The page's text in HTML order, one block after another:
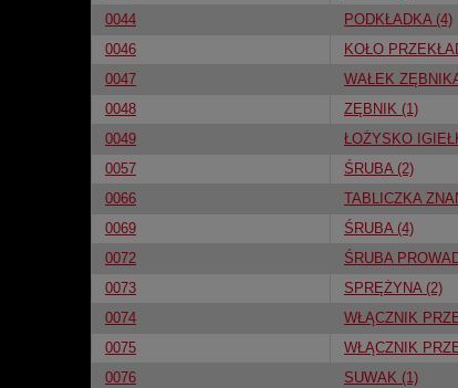
0044
PODKŁADKA (4)
0046
KOŁO
0047
WAŁEK
0048
ZĘBNIK (1)
0049
ŁOŻYSKO
0057
ŚRUBA (2)
0066
TABLICZKA
0069
ŚRUBA (4)
0072
ŚRUBA
0073
SPRĘŻYNA (2)
0074
WŁĄCZNIK
0075
WŁĄCZNIK
0076
SUWAK (1)